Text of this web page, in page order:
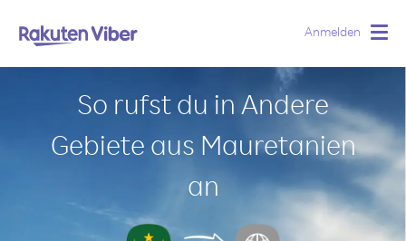
Anmelden
So rufst du in Andere
Gebiete aus Mauretanien
an